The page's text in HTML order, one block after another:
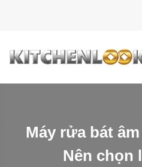
Máy rửa bát
Nên chọn